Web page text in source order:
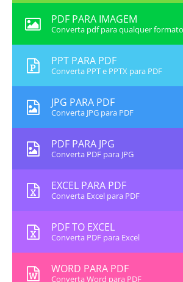
PDF PARA IMAGEM
Converta pdf para qualquer
PPT PARA PDF
Converta PPT e PPTX para PDF
JPG PARA PDF
Converta JPG para PDF
PDF PARA JPG
Converta PDF para JPG
EXCEL PARA PDF
Converta Excel para PDF
PDF TO EXCEL
Converta PDF para Excel
WORD PARA PDF
Converta Word para PDF